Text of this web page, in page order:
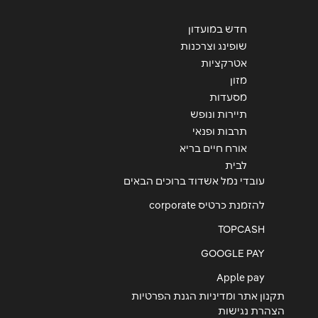
חדש במועדון
שופינג וצרכנות
אטרקציות
מזון
מסעדות
תיירות ונופש
תרבות ופנאי
אורח חיים בריא
לבית
עובדי נמל אשדוד ברוכים הבאים
להזמנת כרטיס corporate
TOPCASH
GOOGLE PAY
Apple pay
תקנון אתר ומדיניות הגנת הפרטיות
הצהרת נגישות